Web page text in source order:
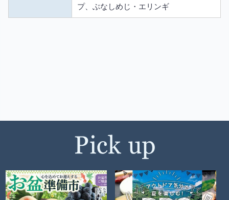
プ、ぶなしめじ・エリンギ